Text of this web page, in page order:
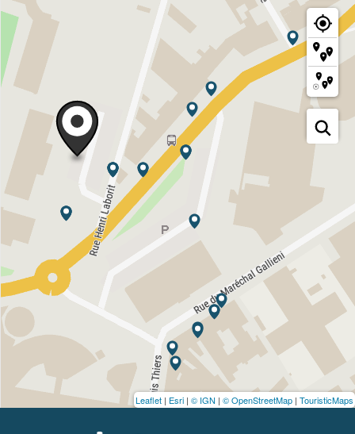
Leaflet | Esri | © IGN | © OpenStreetMap | TouristicMaps